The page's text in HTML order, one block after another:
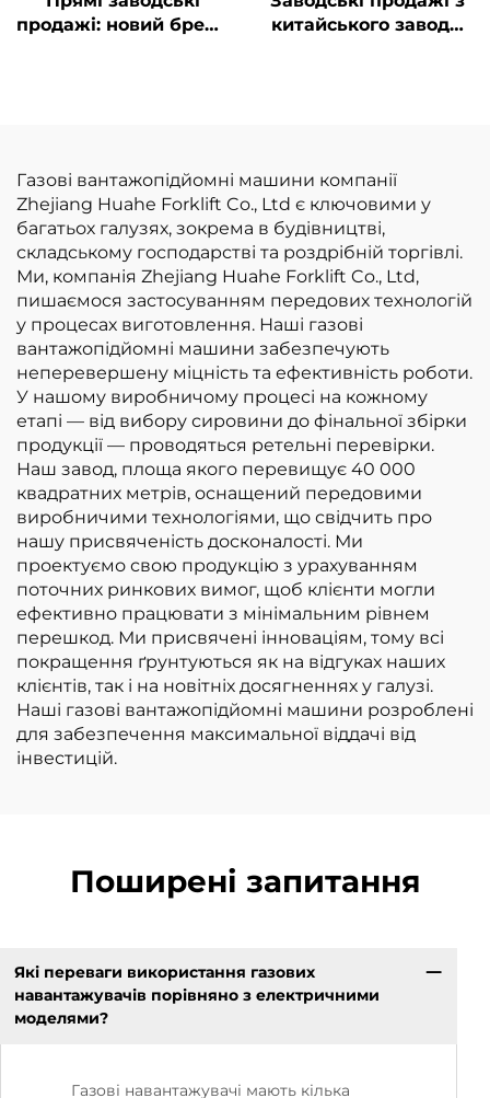
продажі: новий бренд
2,5 т із двигуном
NISSAN K21
китайського заводу:
вантажопідйомністю
3 т за конкурентною
ціною
Газові вантажопідйомні машини компанії
Zhejiang Huahe Forklift Co., Ltd є ключовими у
багатьох галузях, зокрема в будівництві,
складському господарстві та роздрібній торгівлі.
Ми, компанія Zhejiang Huahe Forklift Co., Ltd,
пишаємося застосуванням передових технологій
у процесах виготовлення. Наші газові
вантажопідйомні машини забезпечують
неперевершену міцність та ефективність роботи.
У нашому виробничому процесі на кожному
етапі — від вибору сировини до фінальної збірки
продукції — проводяться ретельні перевірки.
Наш завод, площа якого перевищує 40 000
квадратних метрів, оснащений передовими
виробничими технологіями, що свідчить про
нашу присвяченість досконалості. Ми
проектуємо свою продукцію з урахуванням
поточних ринкових вимог, щоб клієнти могли
ефективно працювати з мінімальним рівнем
перешкод. Ми присвячені інноваціям, тому всі
покращення ґрунтуються як на відгуках наших
клієнтів, так і на новітніх досягненнях у галузі.
Наші газові вантажопідйомні машини розроблені
для забезпечення максимальної віддачі від
інвестицій.
Поширені запитання
Які переваги використання газових
навантажувачів порівняно з електричними
моделями?
Газові навантажувачі мають кілька